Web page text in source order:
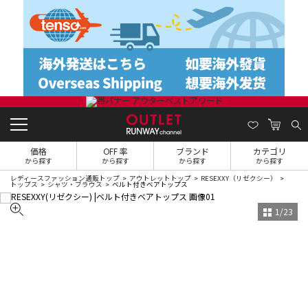
価格
から探す
OFF 率
から探す
ブランド
から探す
カテゴリ
から探す
レディースファッション通販トップ アウトレットトップ RESEXXY（リゼクシー）
トップス シャツ・ブラウス ベルト付きベアトップス
1 /23